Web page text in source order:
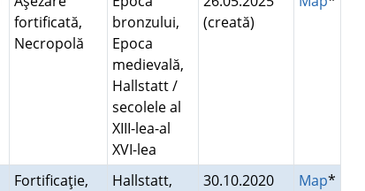
fortificată,
Necropolă
bronzului,
Epoca
medievală,
Hallstatt /
secolele al
XIII-lea-al
XVI-lea
(creată)
Fortificaţie,
Hallstatt,
30.10.2020
Map*